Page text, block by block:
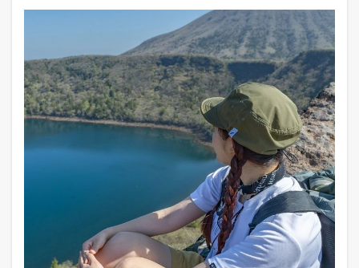
すめ
の軽
量帽
子
ップ